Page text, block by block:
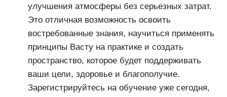
улучшения атмосферы без серьезных затрат.
Это отличная возможность освоить
востребованные знания, научиться применять
принципы Васту на практике и создать
пространство, которое будет поддерживать
ваши цели, здоровье и благополучие.
Зарегистрируйтесь на обучение уже сегодня,